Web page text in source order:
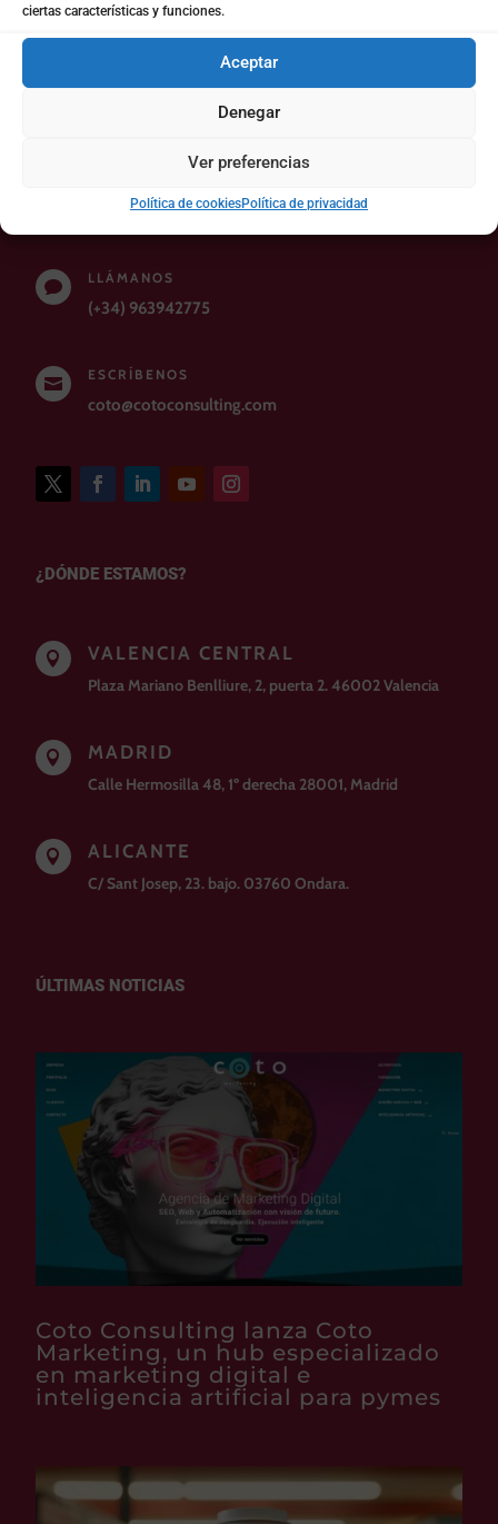
ciertas características y funciones.
Aceptar
Denegar
Ver preferencias
Política de cookiesPolítica de privacidad

LLÁMANOS
(+34) 963942775

ESCRÍBENOS
coto@cotoconsulting.com
¿DÓNDE ESTAMOS?
 VALENCIA CENTRAL
Plaza Mariano Benlliure, 2, puerta 2. 46002 Valencia
 MADRID
Calle Hermosilla 48, 1º derecha 28001, Madrid
 ALICANTE
C/ Sant Josep, 23. bajo. 03760 Ondara.
ÚLTIMAS NOTICIAS
Coto Consulting lanza Coto
Marketing, un hub especializado
en marketing digital e
inteligencia artificial para pymes